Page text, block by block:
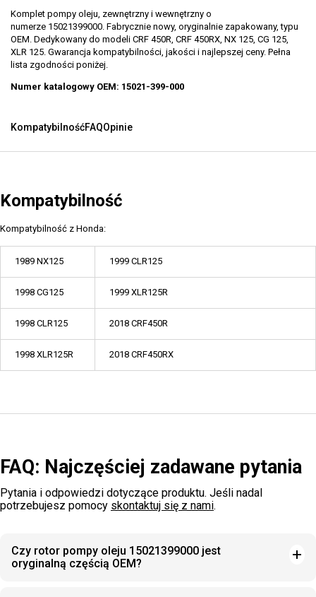
Komplet pompy oleju, zewnętrzny i wewnętrzny o
numerze 15021399000. Fabrycznie nowy, oryginalnie zapakowany, typu
OEM. Dedykowany do modeli CRF 450R, CRF 450RX, NX 125, CG 125,
XLR 125. Gwarancja kompatybilności, jakości i najlepszej ceny. Pełna
lista zgodności poniżej.
Numer katalogowy OEM: 15021-399-000
KompatybilnośćFAQOpinie
Kompatybilność
Kompatybilność z Honda:
1989 NX125 1999 CLR125
1998 CG125 1999 XLR125R
1998 CLR125 2018 CRF450R
1998 XLR125R 2018 CRF450RX
FAQ: Najczęściej zadawane pytania
Pytania i odpowiedzi dotyczące produktu. Jeśli nadal
potrzebujesz pomocy skontaktuj się z nami.
Czy rotor pompy oleju 15021399000 jest
oryginalną częścią OEM?